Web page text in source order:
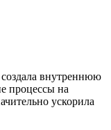
внутреннюю
процессы на
ускорила